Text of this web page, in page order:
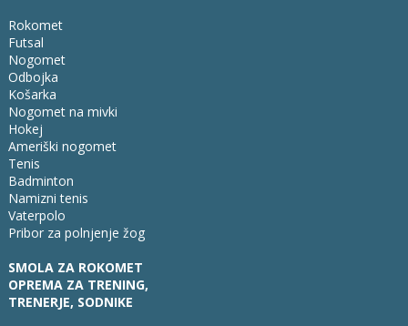
Rokomet
Futsal
Nogomet
Odbojka
Košarka
Nogomet na mivki
Hokej
Ameriški nogomet
Tenis
Badminton
Namizni tenis
Vaterpolo
Pribor za polnjenje žog
SMOLA ZA ROKOMET
OPREMA ZA TRENING,
TRENERJE, SODNIKE